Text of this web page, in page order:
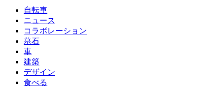
自転車
ニュース
コラボレーション
墓石
車
建築
デザイン
食べる